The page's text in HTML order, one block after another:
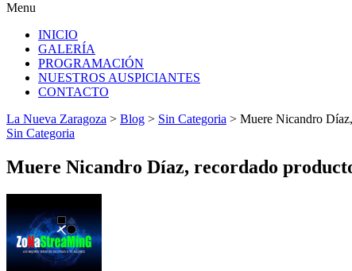
Menu
INICIO
GALERÍA
PROGRAMACIÓN
NUESTROS AUSPICIANTES
CONTACTO
La Nueva Zaragoza > Blog > Sin Categoria > Muere Nicandro
Sin Categoria
Muere Nicandro Díaz, recordado